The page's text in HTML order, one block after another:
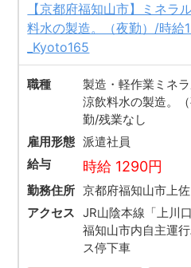
【京都府福知山市】ミネラ
料水の製造。（夜勤）/時給
_Kyoto165
職種
製造・軽作業ミネ
涼飲料水の製造。
勤/残業なし
雇用形態 派遣社員
給与
時給 1290円
勤務住所 京都府福知山市上
アクセス
JR山陰本線「上川
福知山市内自主運
ス停下車